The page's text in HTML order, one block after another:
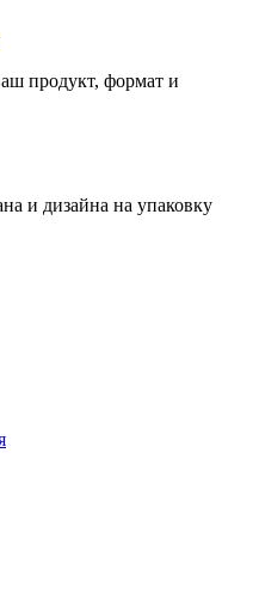
продукт, формат и
и дизайна на упаковку